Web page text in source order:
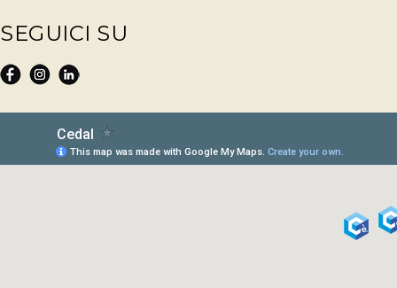
SEGUICI SU